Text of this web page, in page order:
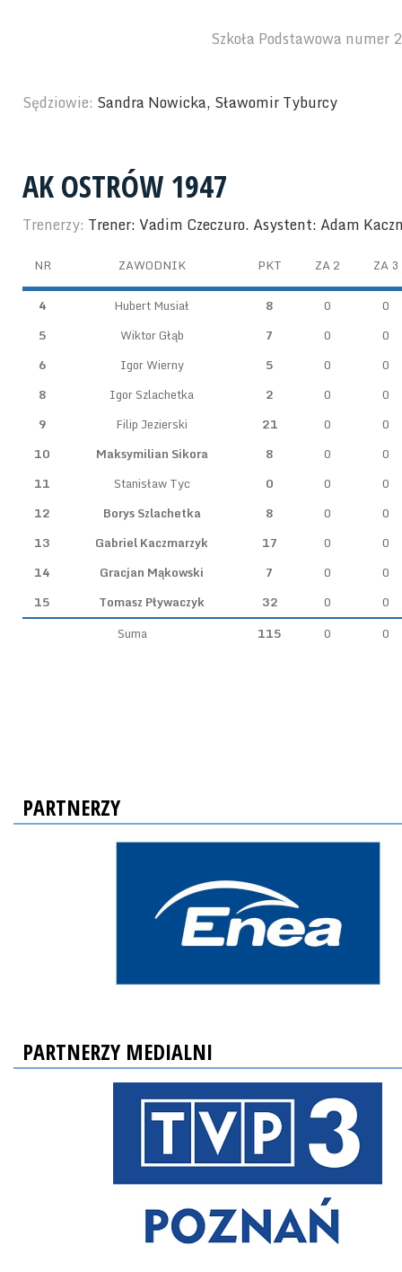
Szkoła Podstawowa
Sędziowie: Sandra Nowicka, Sławomir Tyburcy
AK OSTRÓW 1947
Trenerzy: Trener: Vadim Czeczuro. Asystent: Adam
NR ZAWODNIK PKT ZA 2 ZA 3
4 Hubert Musiał 8 0
0
5
Wiktor Głąb 7 0
0
6
Igor Wierny 5 0
0
8
Igor Szlachetka 2 0
0
9
Filip Jezierski 21 0
0
10
Maksymilian Sikora 8 0
0
11
Stanisław Tyc 0 0
0
12
Borys Szlachetka 8 0
0
13
Gabriel Kaczmarzyk 17 0
0
14
Gracjan Mąkowski 7 0
0
15
Tomasz Pływaczyk 32 0
0
Suma
115 0 0
PARTNERZY
PARTNERZY MEDIALNI